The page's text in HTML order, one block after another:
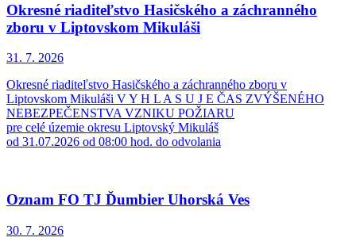
Okresné riaditeľstvo Hasičského a záchranného
zboru v Liptovskom Mikuláši
31. 7. 2026
Okresné riaditeľstvo Hasičského a záchranného zboru v
Liptovskom Mikuláši V Y H L A S U J E ČAS ZVÝŠENÉHO
NEBEZPEČENSTVA VZNIKU POŽIARU
pre celé územie okresu Liptovský Mikuláš
od 31.07.2026 od 08:00 hod. do odvolania
Oznam FO TJ Ďumbier Uhorská Ves
30. 7. 2026